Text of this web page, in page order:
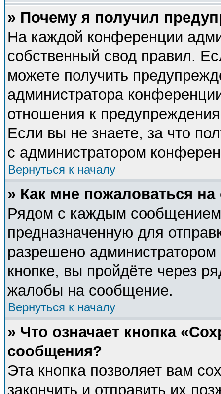
» Почему я получил
На каждой конференции
собственный свод правил.
можете получить
администратора
отношения к
Если вы не знаете, за что
с администратором
Вернуться к началу
» Как мне пожаловаться
Рядом с каждым сообщением
предназначенную для
разрешено
кнопке, вы пройдёте через
жалобы на сообщение.
Вернуться к началу
» Что означает кнопка
сообщения?
Эта кнопка позволяет вам
закончить и отправить их